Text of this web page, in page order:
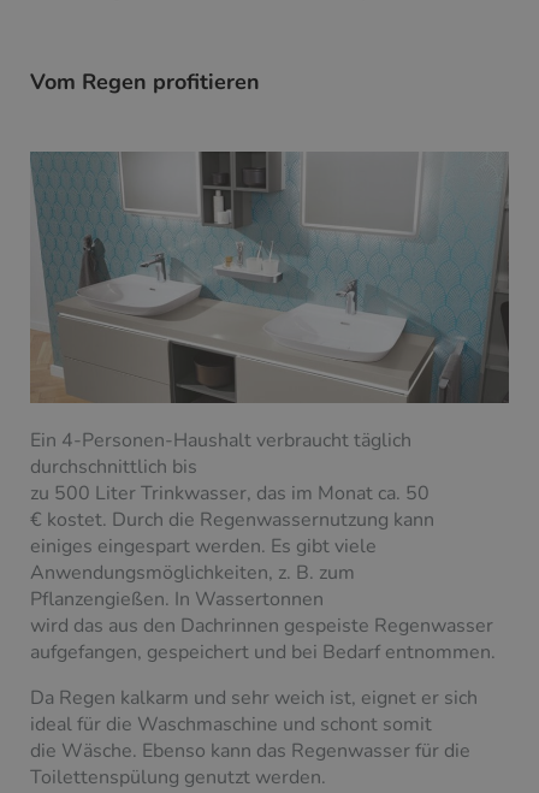
Vom Regen profitieren
Ein 4-Personen-Haushalt verbraucht täglich
durchschnittlich bis
zu 500 Liter Trinkwasser, das im Monat ca. 50
€ kostet. Durch die Regenwassernutzung kann
einiges eingespart werden. Es gibt viele
Anwendungsmöglichkeiten, z. B. zum
Pflanzengießen. In Wassertonnen
wird das aus den Dachrinnen gespeiste Regenwasser
aufgefangen, gespeichert und bei Bedarf entnommen.
Da Regen kalkarm und sehr weich ist, eignet er sich
ideal für die Waschmaschine und schont somit
die Wäsche. Ebenso kann das Regenwasser für die
Toilettenspülung genutzt werden.